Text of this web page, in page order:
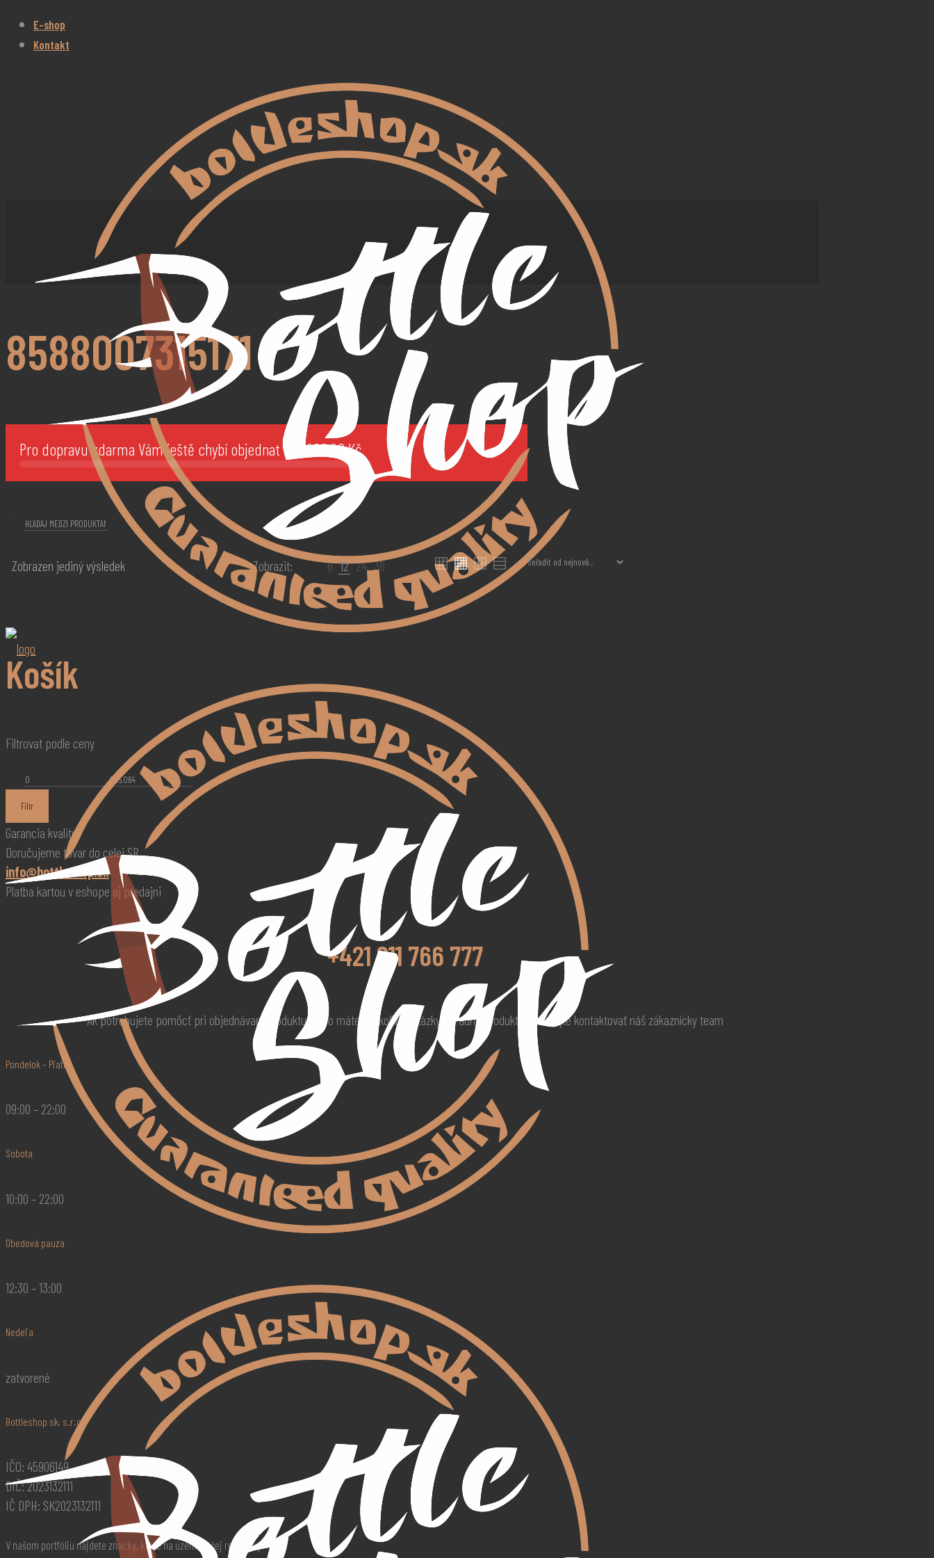
E-shop
Kontakt
8588007315171
Pro dopravu zdarma Vám ještě chybí objednat za 1.960,00Kč.
Zobrazen jediný výsledek Zobrazit: 6 12 24 36
Košík
Filtrovat podle ceny
Minimální
Maximální
Filtr
Garancia kvality
Doručujeme tovar do celej SR
info@bottleshop.sk
Platba kartou v eshope aj predajni
+421 911 766 777
Ak potrebujete pomôcť pri objednávaní produktu alebo máte akékoľvek otázky ohľadne produktu neváhajte kontaktovať náš zákaznícky team
Pondelok – Piatok
09:00 – 22:00
Sobota
10:00 – 22:00
Obedová pauza
12:30 – 13:00
Nedeľa
zatvorené
Bottleshop sk, s.r.o.
IČO: 45906149
DIČ: 2023132111
IČ DPH: SK2023132111
V našom portfóliu nájdete značky, ktoré na území našej republiky